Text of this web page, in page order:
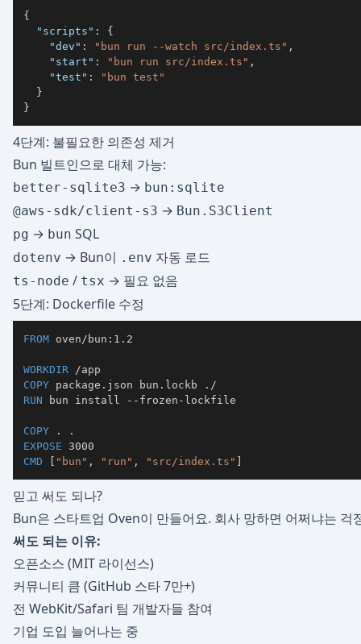
{
"scripts" :
{
"dev" : "bun run --watch src/index.ts" ,
"start" : "bun run src/index.ts" ,
"test" :
"bun test"
}
}
4단계: 불필요한 의존성 제거
Bun 빌트인으로 대체 가능:
better-sqlite3 → bun:sqlite
@aws-sdk/client-s3 → Bun.S3Client
pg → bun SQL
dotenv → Bun이 .env 자동 로드
ts-node / tsx → 필요 없음
5단계: Dockerfile 수정
FROM oven/bun:1.2
WORKDIR /app
COPY package.json bun.lockb ./
RUN bun install --frozen-lockfile
COPY . .
EXPOSE 3000
CMD [ "bun" , "run" , "src/index.ts" ]
믿고 써도 되나?
Bun은 스타트업 Oven이 만들어요. 회사 망하면 어쩌냐는 걱
써도 되는 이유:
오픈소스 (MIT 라이선스)
커뮤니티 큼 (GitHub 스타 7만+)
전 WebKit/Safari 팀 개발자들 참여
기업 도입 늘어나는 중